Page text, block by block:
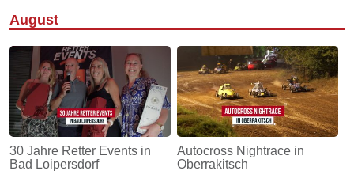
August
30 Jahre Retter Events in
Bad Loipersdorf
Autocross Nightrace in
Oberrakitsch